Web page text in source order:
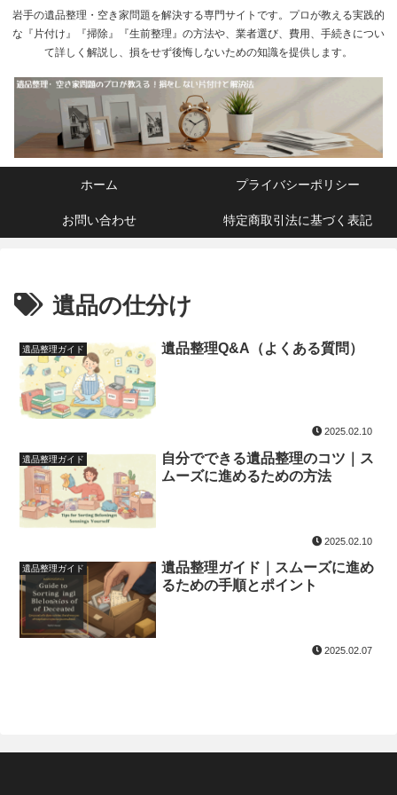
岩手の遺品整理・空き家問題を解決する専門サイトです。プロが教える実践的
な『片付け』『掃除』『生前整理』の方法や、業者選び、費用、手続きについ
て詳しく解説し、損をせず後悔しないための知識を提供します。
ホーム プライバシーポリシー
お問い合わせ 特定商取引法に基づく表記
遺品の仕分け
遺品整理ガイド 遺品整理Q&A（よくある質問）
2025.02.10
遺品整理ガイド
自分でできる遺品整理のコツ｜ス
ムーズに進めるための方法
2025.02.10
遺品整理ガイド
遺品整理ガイド｜スムーズに進め
るための手順とポイント
2025.02.07